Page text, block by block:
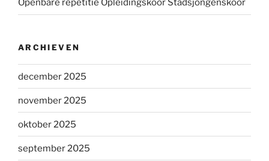
Openbare repetitie Opleidingskoor Stadsjongenskoor
ARCHIEVEN
december 2025
november 2025
oktober 2025
september 2025